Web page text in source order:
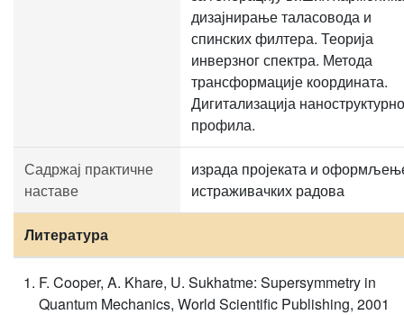
дизајнирање таласовода и
спинских филтера. Теорија
инверзног спектра. Метода
трансформације координата.
Дигитализација
профила.
Садржај практичне
наставе
израда пројеката и
истраживачких радова
Литература
F. Cooper, A. Khare, U. Sukhatme: Supersymmetry in
Quantum Mechanics, World Scientific Publishing, 2001